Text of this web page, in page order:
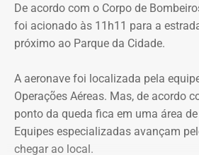
criança de 2 anos — Foto:
O pedido de Búzios à
Em caráter urgente, antes da
empresas, a prefeitura solicitou:
Preservação integral dos registros
De acordo com o Corpo de
foi acionado às 11h11 para a
próximo ao Parque da Cidade.
A aeronave foi localizada pela
Operações Aéreas. Mas, de acordo
ponto da queda fica em uma área
Equipes especializadas avançam
chegar ao local.